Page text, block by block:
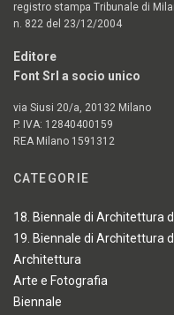
registro stampa Tribunale di
n. 822 del 23/12/2004
Editore
Font Srl a socio unico
via Siusi 20/a, 20132 Milano
P. IVA: 12840400159
REA Milano 1591312
CATEGORIE
18. Biennale di Architettura
19. Biennale di Architettura
Architettura
Arte e Fotografia
Biennale